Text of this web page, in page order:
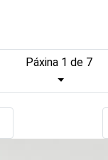
Páxina 1 de 7